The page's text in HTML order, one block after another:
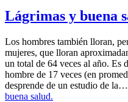
Lágrimas y buena
Los hombres también lloran,
mujeres, que lloran
un total de 64 veces al año. Es
hombre de 17 veces (en
desprende de un estudio de la…
buena salud.